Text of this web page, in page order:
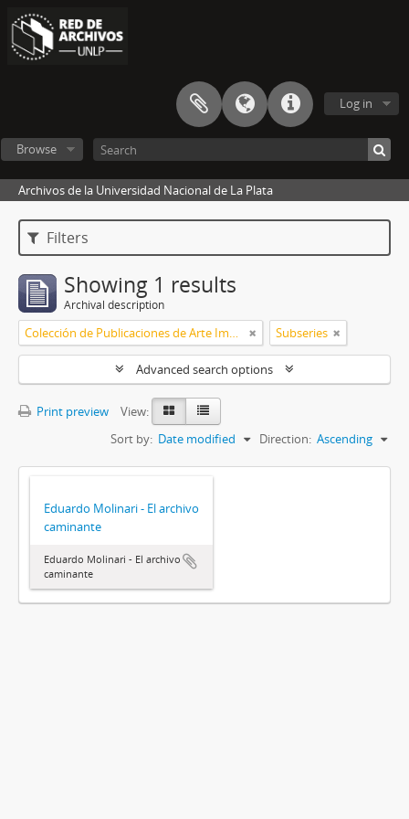
Log in
Browse
Archivos de la Universidad Nacional de La Plata
Filters
Showing 1 results
Archival description
Colección de Publicaciones de Arte Impreso Subseries
Advanced search options
Print preview
View:
Sort by: Date modified Direction: Ascending
Eduardo Molinari - El archivo
caminante
Eduardo Molinari - El archivo
caminante